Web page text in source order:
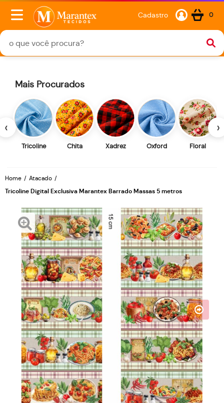
Cadastro 0
‹
Mais Procurados
Tricoline Chita Xadrez Oxford Floral
›
Home Atacado
Tricoline Digital Exclusiva Marantex Barrado Massas 5 metros